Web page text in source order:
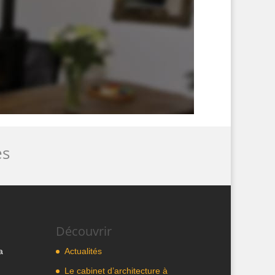
Découvrir
Actualités
Le cabinet d’architecture à